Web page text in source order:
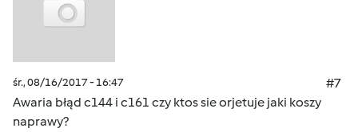
śr., 08/16/2017 - 16:47
#7
Awaria błąd c144 i c161 czy ktos sie orjetuje jaki koszy
naprawy?